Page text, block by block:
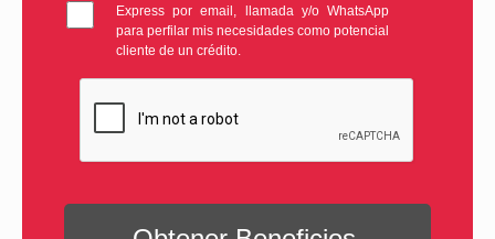
Express por email, llamada y/o WhatsApp
para perfilar mis necesidades como potencial
cliente de un crédito.